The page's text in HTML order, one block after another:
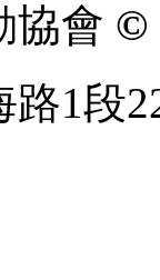
協會 ©
路1